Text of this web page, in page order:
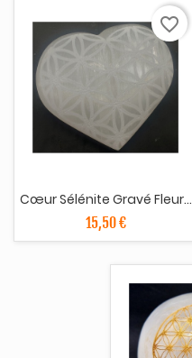
Cœur Sélénite Gravé Fleur...
15,50 €
favorite_border